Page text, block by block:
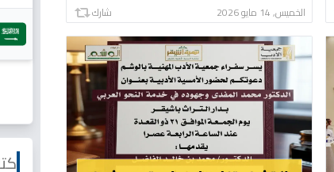
الخميس, 14 مايو 2026 شارك